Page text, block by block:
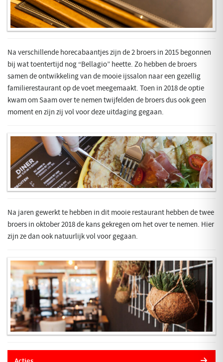
Na verschillende horecabaantjes zijn de 2 broers in 2015 begonnen
bij wat toentertijd nog “Bellagio” heette. Zo hebben de broers
samen de ontwikkeling van de mooie ijssalon naar een gezellig
familierestaurant op de voet meegemaakt. Toen in 2018 de optie
kwam om Saam over te nemen twijfelden de broers dus ook geen
moment en zijn zij vol voor deze uitdaging gegaan.
Na jaren gewerkt te hebben in dit mooie restaurant hebben de twee
broers in oktober 2018 de kans gekregen om het over te nemen. Hier
zijn ze dan ook natuurlijk vol voor gegaan.